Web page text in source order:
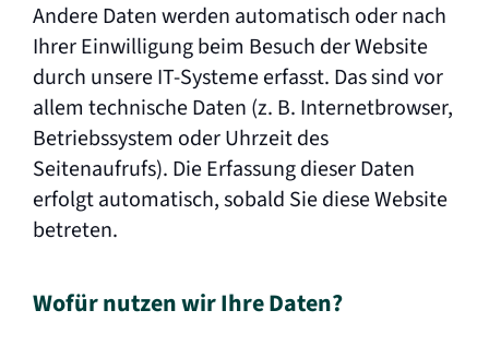
Andere Daten werden automatisch oder nach
Ihrer Einwilligung beim Besuch der Website
durch unsere IT-Systeme erfasst. Das sind vor
allem technische Daten (z. B. Internetbrowser,
Betriebssystem oder Uhrzeit des
Seitenaufrufs). Die Erfassung dieser Daten
erfolgt automatisch, sobald Sie diese Website
betreten.
Wofür nutzen wir Ihre Daten?